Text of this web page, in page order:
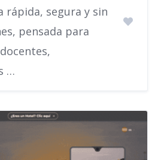
rápida, segura y sin
pensada para
…